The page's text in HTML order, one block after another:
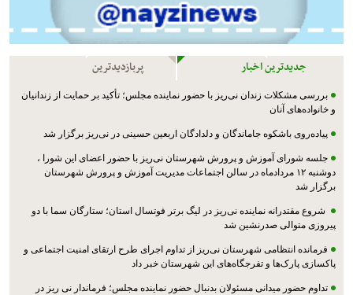
جدیدترین اخبار پربازدیدترین
بررسی مشکلات زندان نی‌ریز با حضور نماینده مجلس؛ تأکید بر حمایت از زندانیان
و خانواده‌های آنان
پیاده‌روی باشکوه جاماندگان و دلدادگان اربعین حسینی در نی‌ریز برگزار شد
جلسه شورای آموزش و پرورش شهرستان نی‌ریز با حضور اعضای این شورا ،
دوشنبه ۱۲ مردادماه در سالن اجتماعات مدیریت آموزش و پرورش شهرستان
برگزار شد
شروع مقتدرانه نماینده نی‌ریز در لیگ برتر فوتسال استان؛ ستارگان سما با دو
پیروزی متوالی صدرنشین شد
فرمانده انتظامی شهرستان نی‌ریز از تداوم اجرای طرح ارتقای امنیت اجتماعی و
پاکسازی پارک‌ها و تفرجگاه‌های این شهرستان خبر داد
تداوم حضور میدانی مسئولان بدنبال حضور نماینده مجلس؛ فرماندار نی ریز در